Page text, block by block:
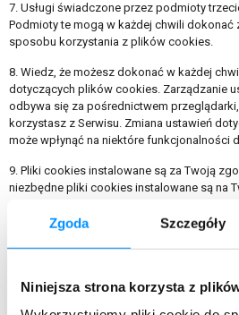
Zgoda Szczegóły
Niniejsza strona korzysta z
7. Usługi świadczone przez podmioty
Podmioty te mogą w każdej chwili dokonać
sposobu korzystania z plików cookies.
8. Wiedz, że możesz dokonać w każdej
dotyczących plików cookies. Zarządzanie
odbywa się za pośrednictwem
korzystasz z Serwisu. Zmiana ustawień
może wpłynąć na niektóre funkcjonalności
9. Pliki cookies instalowane są za Twoją
niezbędne pliki cookies instalowane są na
dotyczących niezbędnych plików cookies
10. Wyrażenie zgody na instalację plików